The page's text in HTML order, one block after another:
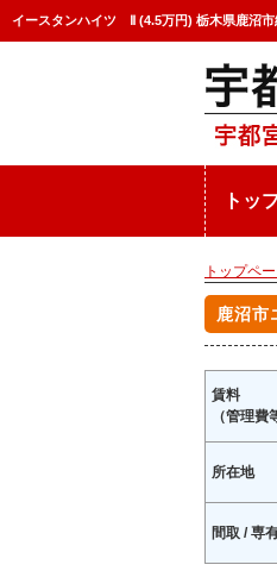
イースタンハイツ Ⅱ (4.5万円) 栃木県鹿沼
トッ
トップペ
鹿沼市
賃料
（管理費
所在地
間取 / 専